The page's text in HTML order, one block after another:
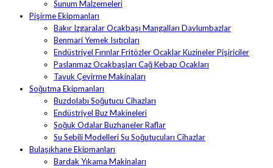
Sunum Malzemeleri
Pişirme Ekipmanları
Bakır Izgaralar Ocakbaşı Mangalları Davlumbazlar
Benmari Yemek Isıtıcıları
Endüstriyel Fırınlar Fritözler Ocaklar Kuzineler Pişiriciler
Paslanmaz Ocakbaşları Cağ Kebap Ocakları
Tavuk Çevirme Makinaları
Soğutma Ekipmanları
Buzdolabı Soğutucu Cihazları
Endüstriyel Buz Makineleri
Soğuk Odalar Buzhaneler Raflar
Su Sebili Modelleri Su Soğutucuları Cihazlar
Bulaşıkhane Ekipmanları
Bardak Yıkama Makinaları